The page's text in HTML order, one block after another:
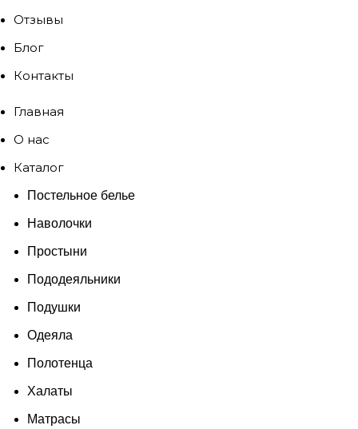
Отзывы
Блог
Контакты
Главная
О нас
Каталог
Постельное белье
Наволочки
Простыни
Пододеяльники
Подушки
Одеяла
Полотенца
Халаты
Матрасы